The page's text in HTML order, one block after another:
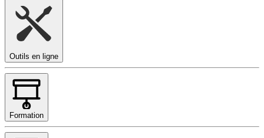
Outils en ligne
Formation